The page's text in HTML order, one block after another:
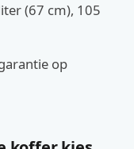
(67 cm), 105
op